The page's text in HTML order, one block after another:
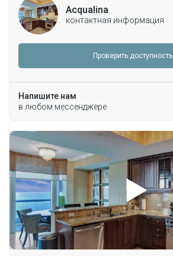
Acqualina
контактная информация
Проверить доступность
Напишите нам
в любом мессенджере